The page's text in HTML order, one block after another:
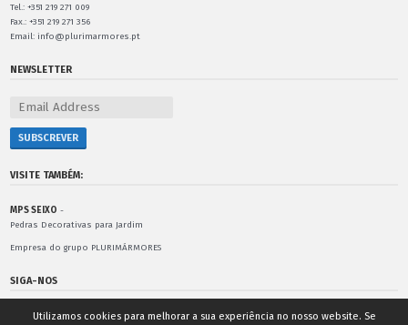
Tel.: +351 219 271 009
Fax.: +351 219 271 356
Email: info@plurimarmores.pt
NEWSLETTER
VISITE TAMBÉM:
MPS SEIXO -
Pedras Decorativas para Jardim
Empresa do grupo PLURIMÁRMORES
SIGA-NOS
Utilizamos cookies para melhorar a sua experiência no nosso website. Se